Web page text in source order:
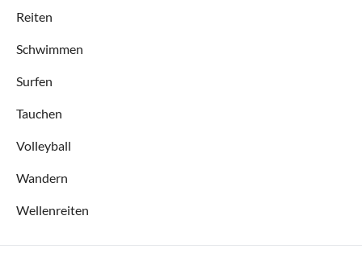
Reiten
Schwimmen
Surfen
Tauchen
Volleyball
Wandern
Wellenreiten